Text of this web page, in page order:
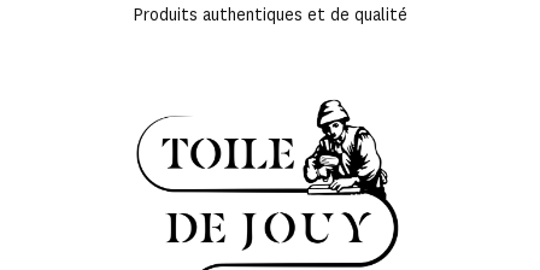
Produits authentiques et de qualité